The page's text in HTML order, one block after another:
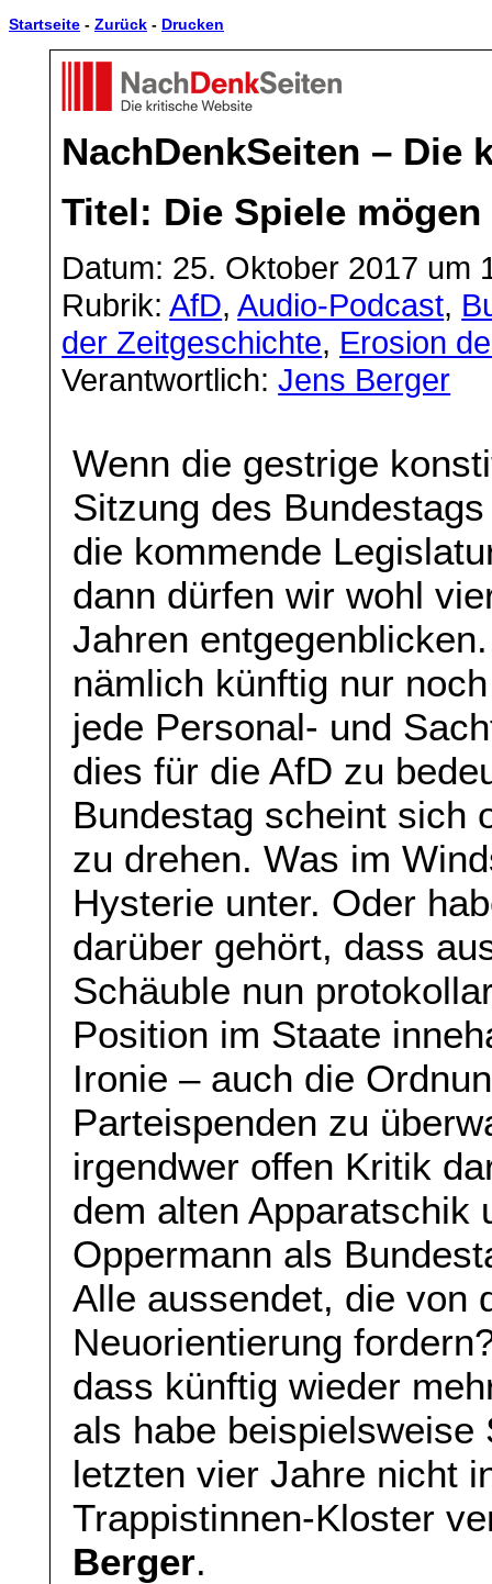
Startseite - Zurück - Drucken
NachDenkSeiten – Die
Titel: Die Spiele
Datum: 25. Oktober 2017 um
Rubrik:AfD,Audio-Podcast,
der Zeitgeschichte, Erosion
Verantwortlich:Jens Berger
Wenn die gestrige
Sitzung des
die kommende
dann dürfen wir wohl
Jahren
nämlich künftig nur
jede Personal- und
dies für die AfD zu
Bundestag scheint sich
zu drehen. Was im
Hysterie unter. Oder
darüber gehört, dass
Schäuble nun
Position im Staate
Ironie – auch die
Parteispenden zu
irgendwer offen Kritik
dem alten Apparatschik
Oppermann als
Alle aussendet, die von
Neuorientierung
dass künftig wieder
als habe beispielsweise
letzten vier Jahre nicht
Trappistinnen-Kloster
Berger.